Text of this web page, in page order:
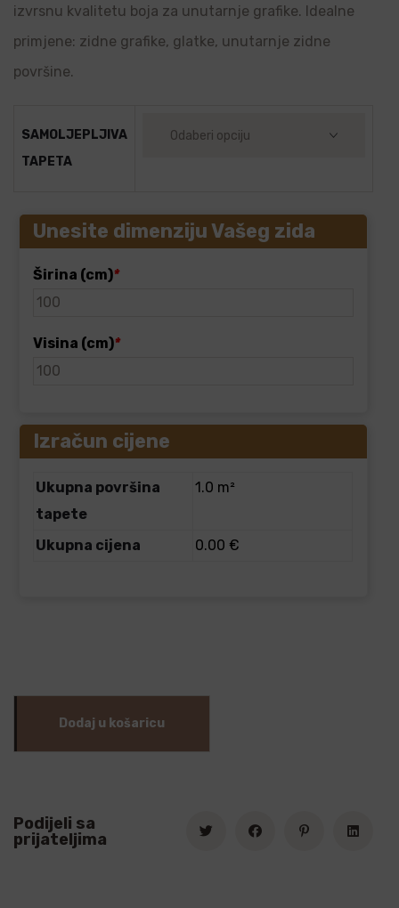
izvrsnu kvalitetu boja za unutarnje grafike. Idealne
primjene: zidne grafike, glatke, unutarnje zidne
površine.
SAMOLJEPLJIVA
TAPETA
Unesite dimenziju Vašeg zida
Širina (cm)*
Visina (cm)*
Izračun cijene
Ukupna površina
tapete
1.0 m²
Ukupna cijena 0.00 €
Dodaj u košaricu
Podijeli sa
prijateljima